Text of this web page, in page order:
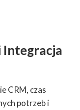
Integracja
CRM, czas
potrzeb i